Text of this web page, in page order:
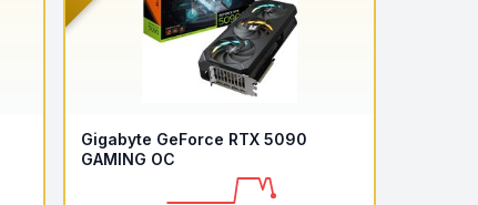
Gigabyte GeForce RTX 5090
GAMING OC